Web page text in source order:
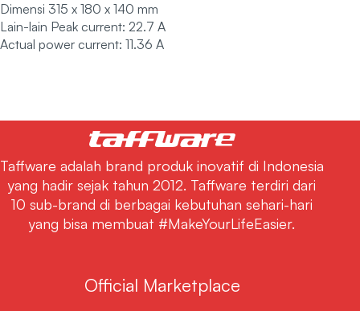
Dimensi 315 x 180 x 140 mm
Lain-lain Peak current: 22.7 A
Actual power current: 11.36 A
Taffware adalah brand produk inovatif di Indonesia
yang hadir sejak tahun 2012. Taffware terdiri dari
10 sub-brand di berbagai kebutuhan sehari-hari
yang bisa membuat #MakeYourLifeEasier.
Official Marketplace